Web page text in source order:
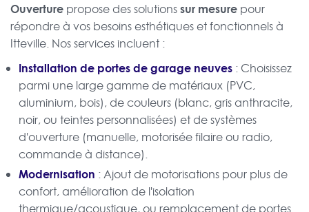
Ouverture propose des solutionssur mesure pour
répondre à vos besoins esthétiques et fonctionnels à
Itteville. Nos services incluent :
Installation de portes de garage neuves : Choisissez
parmi une large gamme de matériaux (PVC,
aluminium, bois), de couleurs (blanc, gris anthracite,
noir, ou teintes personnalisées) et de systèmes
d'ouverture (manuelle, motorisée filaire ou radio,
commande à distance).
Modernisation : Ajout de motorisations pour plus de
confort, amélioration de l'isolation
thermique/acoustique, ou remplacement de portes